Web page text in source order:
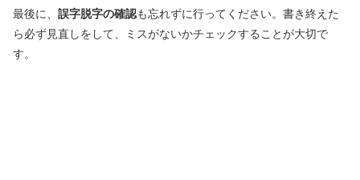
最後に、 誤字脱字の確認も忘れずに行ってください。書き終えた
ら必ず見直しをして、ミスがないかチェックすることが大切で
す。